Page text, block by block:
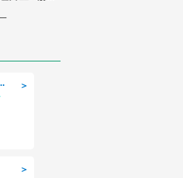
すぎる
＞
川原駅/五所川原市
＞